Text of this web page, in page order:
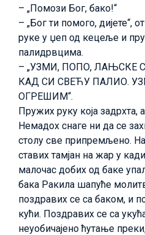
– „Помози Бог, бако!“
– „Бог ти помого, дијете“,
руке у џеп од кецеље и
палидрвцима.
– „УЗМИ, ПОПО, ЛАЊСКЕ
КАД СИ СВЕЋУ ПАЛИО.
ОГРЕШИМ“.
Пружих руку која задрхта,
Немадох снаге ни да се
столу све припремљено.
ставих тамјан на жар у
малочас добих од баке
бака Ракила шапуће
поздравих се са баком, и
кући. Поздравих се са
неуобичајено ћутање